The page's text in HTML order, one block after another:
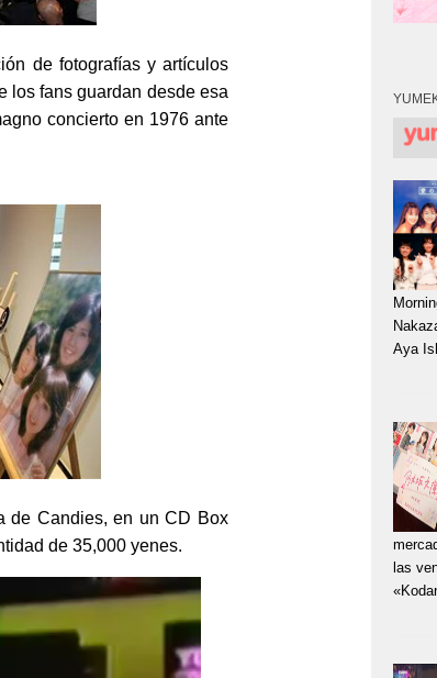
de fotografías y artículos
los fans guardan desde esa
concierto en 1976 ante
de Candies, en un CD Box
de 35,000 yenes.
Aya
las